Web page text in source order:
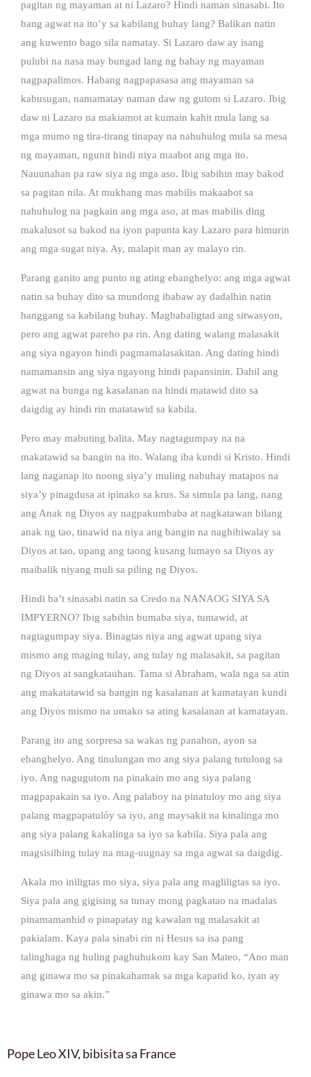
pagitan ng mayaman at ni Lazaro? Hindi naman sinasabi. Ito
bang agwat na ito’y sa kabilang buhay lang? Balikan natin
ang kuwento bago sila namatay. Si Lazaro daw ay isang
pulubi na nasa may bungad lang ng bahay ng mayaman
nagpapalimos. Habang nagpapasasa ang mayaman sa
kabusugan, namamatay naman daw ng gutom si Lazaro. Ibig
daw ni Lazaro na makiamot at kumain kahit mula lang sa
mga mumo ng tira-tirang tinapay na nahuhulog mula sa mesa
ng mayaman, ngunit hindi niya maabot ang mga ito.
Nauunahan pa raw siya ng mga aso. Ibig sabihin may bakod
sa pagitan nila. At mukhang mas mabilis makaabot sa
nahuhulog na pagkain ang mga aso, at mas mabilis ding
makalusot sa bakod na iyon papunta kay Lazaro para himurin
ang mga sugat niya. Ay, malapit man ay malayo rin.
Parang ganito ang punto ng ating ebanghelyo: ang mga agwat
natin sa buhay dito sa mundong ibabaw ay dadalhin natin
hanggang sa kabilang buhay. Magbabaligtad ang sitwasyon,
pero ang agwat pareho pa rin. Ang dating walang malasakit
ang siya ngayon hindi pagmamalasakitan. Ang dating hindi
namamansin ang siya ngayong hindi papansinin. Dahil ang
agwat na bunga ng kasalanan na hindi matawid dito sa
daigdig ay hindi rin matatawid sa kabila.
Pero may mabuting balita. May nagtagumpay na na
makatawid sa bangin na ito. Walang iba kundi si Kristo. Hindi
lang naganap ito noong siya’y muling nabuhay matapos na
siya’y pinagdusa at ipinako sa krus. Sa simula pa lang, nang
ang Anak ng Diyos ay nagpakumbaba at nagkatawan bilang
anak ng tao, tinawid na niya ang bangin na naghihiwalay sa
Diyos at tao, upang ang taong kusang lumayo sa Diyos ay
maibalik niyang muli sa piling ng Diyos.
Hindi ba’t sinasabi natin sa Credo na NANAOG SIYA SA
IMPYERNO? Ibig sabihin bumaba siya, tumawid, at
nagtagumpay siya. Binagtas niya ang agwat upang siya
mismo ang maging tulay, ang tulay ng malasakit, sa pagitan
ng Diyos at sangkatauhan. Tama si Abraham, wala nga sa atin
ang makatatawid sa bangin ng kasalanan at kamatayan kundi
ang Diyos mismo na umako sa ating kasalanan at kamatayan.
Parang ito ang sorpresa sa wakas ng panahon, ayon sa
ebanghelyo. Ang tinulungan mo ang siya palang tutulong sa
iyo. Ang nagugutom na pinakain mo ang siya palang
magpapakain sa iyo. Ang palaboy na pinatuloy mo ang siya
palang magpapatulóy sa iyo, ang maysakit na kinalinga mo
ang siya palang kakalinga sa iyo sa kabila. Siya pala ang
magsisilbing tulay na mag-uugnay sa mga agwat sa daigdig.
Akala mo iniligtas mo siya, siya pala ang magliligtas sa iyo.
Siya pala ang gigising sa tunay mong pagkatao na madalas
pinamamanhid o pinapatay ng kawalan ng malasakit at
pakialam. Kaya pala sinabi rin ni Hesus sa isa pang
talinghaga ng huling paghuhukom kay San Mateo, “Ano man
ang ginawa mo sa pinakahamak sa mga kapatid ko, iyan ay
ginawa mo sa akin.”
Pope Leo XIV, bibisita sa France